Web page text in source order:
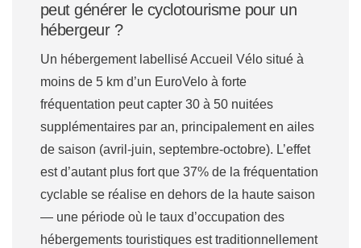
peut générer le cyclotourisme pour un
hébergeur ?
Un hébergement labellisé Accueil Vélo situé à
moins de 5 km d’un EuroVelo à forte
fréquentation peut capter 30 à 50 nuitées
supplémentaires par an, principalement en ailes
de saison (avril-juin, septembre-octobre). L’effet
est d’autant plus fort que 37% de la fréquentation
cyclable se réalise en dehors de la haute saison
— une période où le taux d’occupation des
hébergements touristiques est traditionnellement